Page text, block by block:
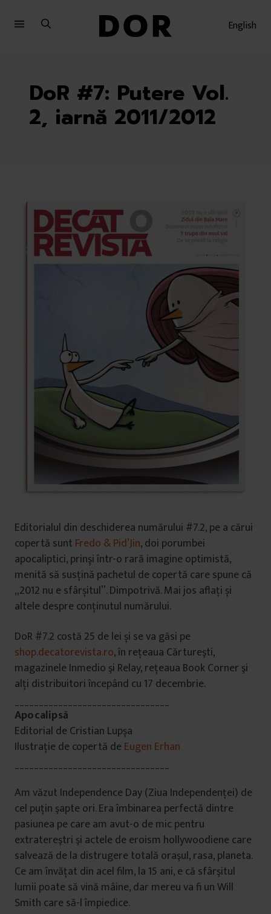
English
DoR #7: Putere Vol.
2, iarnă 2011/2012
Editorialul din deschiderea numărului #7.2, pe a cărui
copertă sunt Fredo & Pid’Jin, doi porumbei
apocaliptici, prinși într-o rară imagine optimistă,
menită să susțină pachetul de copertă care spune că
„2012 nu e sfârșitul”. Dimpotrivă. Mai jos aflați și
altele despre conținutul numărului.
DoR #7.2 costă 25 de lei și se va găsi pe
shop.decatorevista.ro, în reţeaua Cărtureşti,
magazinele Inmedio şi Relay, rețeaua Book Corner şi
alţi distribuitori începând cu 17 decembrie.
Apocalipsă
Editorial de Cristian Lupșa
Ilustrație de copertă de Eugen Erhan
Am văzut Independence Day (Ziua Independenţei) de
cel puţin şapte ori. Era îmbinarea perfectă dintre
pasiunea pe care am avut-o de mic pentru
extratereştri şi actele de eroism hollywoodiene care
salvează de la distrugere totală oraşul, rasa, planeta.
Ce am învăţat din acel film, la 15 ani, e că sfârşitul
lumii poate să vină mâine, dar mereu va fi un Will
Smith care să-l împiedice.